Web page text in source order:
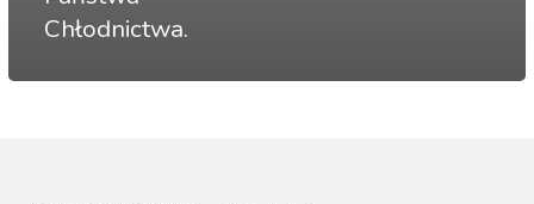
Chłodnictwa.